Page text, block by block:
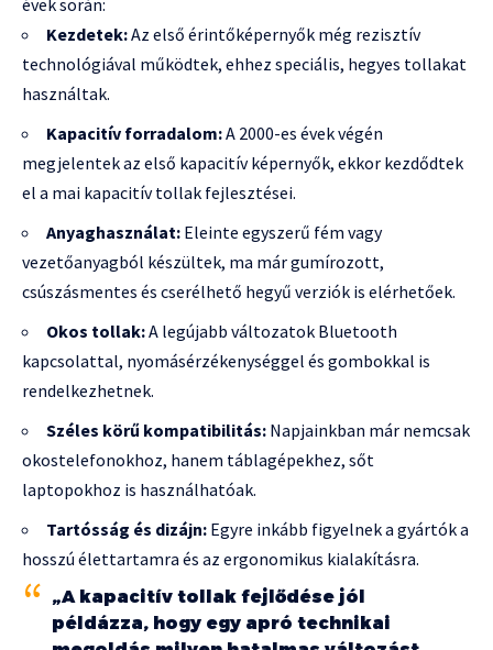
Kezdetek:Az első érintőképernyők még rezisztív
technológiával működtek, ehhez speciális, hegyes tollakat
használtak.
Kapacitív forradalom:A 2000-es évek végén
megjelentek az első kapacitív képernyők, ekkor kezdődtek
el a mai kapacitív tollak fejlesztései.
Anyaghasználat: Eleinte egyszerű fém vagy
vezetőanyagból készültek, ma már gumírozott,
csúszásmentes és cserélhető hegyű verziók is elérhetőek.
Okos tollak:A legújabb változatok Bluetooth
kapcsolattal, nyomásérzékenységgel és gombokkal is
rendelkezhetnek.
Széles körű kompatibilitás: Napjainkban már nemcsak
okostelefonokhoz, hanem táblagépekhez, sőt
laptopokhoz is használhatóak.
Tartósság és dizájn: Egyre inkább figyelnek a gyártók a
hosszú élettartamra és az ergonomikus kialakításra.
„A kapacitív tollak fejlődése jól
példázza, hogy egy apró technikai